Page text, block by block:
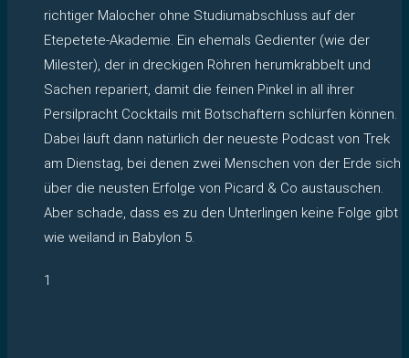
richtiger Malocher ohne Studiumabschluss auf der
Etepetete-Akademie. Ein ehemals Gedienter (wie der
Milester), der in dreckigen Röhren herumkrabbelt und
Sachen repariert, damit die feinen Pinkel in all ihrer
Persilpracht Cocktails mit Botschaftern schlürfen können.
Dabei läuft dann natürlich der neueste Podcast von Trek
am Dienstag, bei denen zwei Menschen von der Erde sich
über die neusten Erfolge von Picard & Co austauschen.
Aber schade, dass es zu den Unterlingen keine Folge gibt
wie weiland in Babylon 5.
1